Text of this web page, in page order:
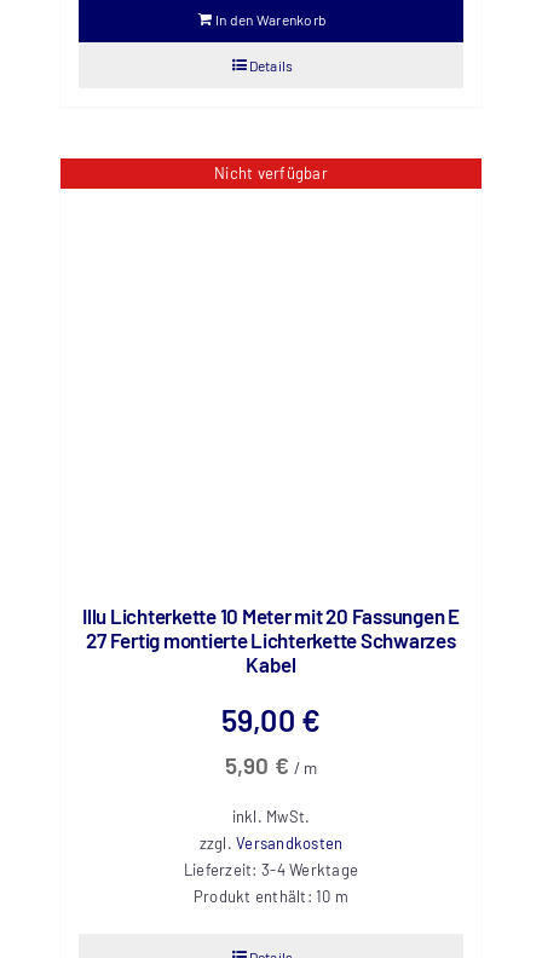
In den Warenkorb
Details
Nicht verfügbar
Illu Lichterkette 10 Meter mit 20 Fassungen E
27 Fertig montierte Lichterkette Schwarzes
Kabel
59,00 €
5,90 € / m
inkl. MwSt.
zzgl.Versandkosten
Lieferzeit: 3-4 Werktage
Produkt enthält: 10 m